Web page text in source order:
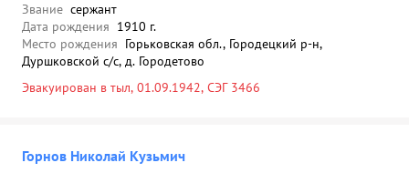
Звание сержант
Дата рождения 1910 г.
Место рождения Горьковская обл., Городецкий р-н,
Дуршковской с/с, д. Городетово
Эвакуирован в тыл, 01.09.1942, СЭГ 3466
Горнов Николай Кузьмич